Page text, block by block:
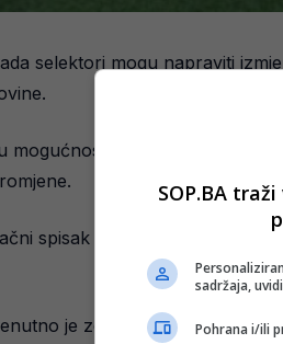
selektori mogu napraviti
mogućnost da koriguju spisak
spisak uvrsti igrače sa šire
je zdravstveno stanje
SOP.BA
sadržaja,
Pohrana i/ili